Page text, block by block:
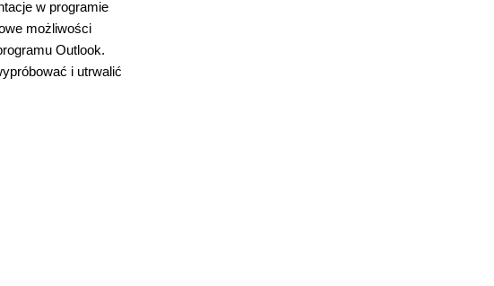
w programie
możliwości
Outlook.
i utrwalić